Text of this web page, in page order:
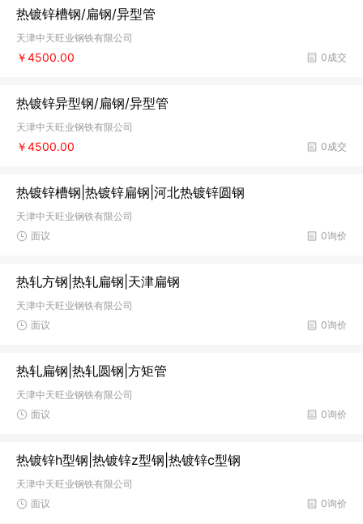
热镀锌槽钢/扁钢/异型管
天津中天旺业钢铁有限公司
0成交
￥4500.00
热镀锌异型钢/扁钢/异型管
天津中天旺业钢铁有限公司
0成交
￥4500.00
热镀锌槽钢|热镀锌扁钢|河北热镀锌圆钢
天津中天旺业钢铁有限公司
0询价
面议
热轧方钢|热轧扁钢|天津扁钢
天津中天旺业钢铁有限公司
0询价
面议
热轧扁钢|热轧圆钢|方矩管
天津中天旺业钢铁有限公司
0询价
面议
热镀锌h型钢|热镀锌z型钢|热镀锌c型钢
天津中天旺业钢铁有限公司
0询价
面议